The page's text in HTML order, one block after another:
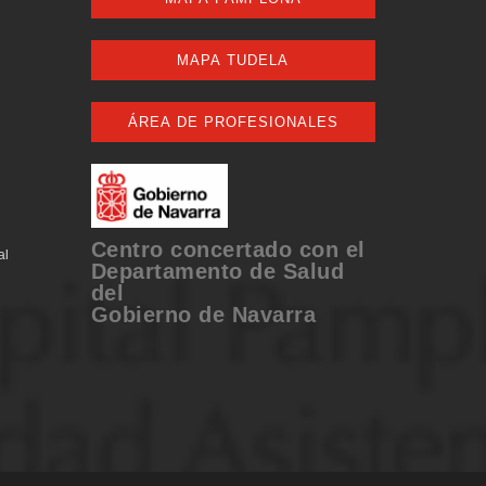
MAPA TUDELA
ÁREA DE PROFESIONALES
Centro concertado con el
Departamento de Salud
del
Gobierno de Navarra